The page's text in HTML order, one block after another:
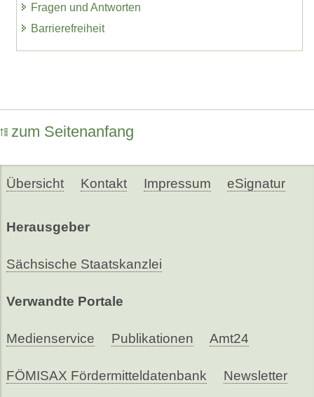
Fragen und Antworten
Barrierefreiheit
zum Seitenanfang
Übersicht Kontakt Impressum eSignatur
Herausgeber
Sächsische Staatskanzlei
Verwandte Portale
Medienservice Publikationen Amt24
FÖMISAX Fördermitteldatenbank Newsletter